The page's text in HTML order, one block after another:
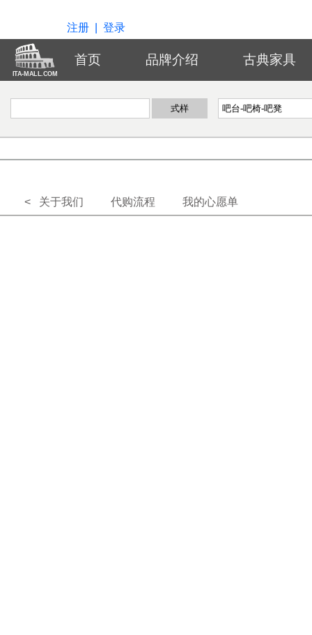
注册 登录
ITA-MALL.COM
首页 品牌介绍 古典家具
< 关于我们 代购流程 我的心愿单